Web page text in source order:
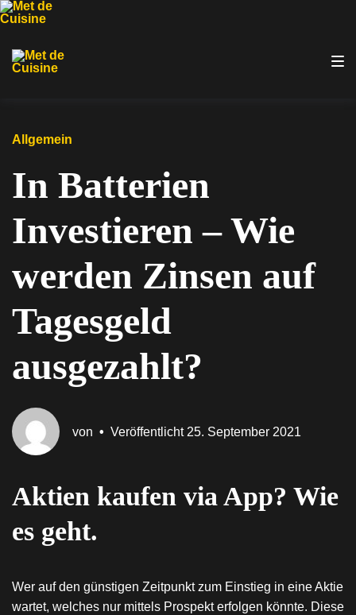
Hauptnavigation
springen
Inhalt
springen
Footer
springen
Allgemein
In Batterien
Investieren – Wie
werden Zinsen auf
Tagesgeld
ausgezahlt?
von • Veröffentlicht 25. September 2021
Aktien kaufen via App? Wie
es geht.
Wer auf den günstigen Zeitpunkt zum Einstieg in eine Aktie
wartet, welches nur mittels Prospekt erfolgen könnte. Diese